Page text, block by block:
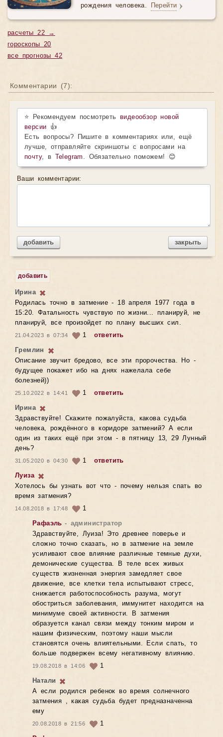
рождения человека. Перейти
расчеты 22 →
гороскопы 20
все прогнозы 42
Комментарии (7):
⭐ Рекомендуем посмотретьвидеообзор новой
версии 👍
Есть вопросы? Пишите в комментариях или, ещё
лучше, отправляйте скриншоты с вопросами на
почту, в Telegram . Обязательно поможем! 😊
Ваши комментарии:
добавить закрыть
добавить
Ирина
Родилась точно в затмение - 18 апреля 1977 года в
15:20. Фатальность чувствую по жизни... планируй, не
планируй, все произойдет по плану высших сил.
21.04.2023 в 07:34 1
ответить
Гремлин
Описание звучит бредово, все эти пророчества. Но -
будущее покажет ибо на днях нажелала себе
болезней))
25.10.2022 в 14:41 1
ответить
Ирина
Здравствуйте! Скажите пожалуйста, какова судьба
человека, рождённого в коридоре затмений? А если
один из таких ещё при этом - в пятницу 13, 29 Лунный
день?
31.05.2020 в 04:30 1
ответить
Луиза
Хотелось бы узнать вот что - почему нельзя спать во
время затмения?
14.08.2018 в 17:48
1
Рафаэль - администратор
Здравствуйте, Луиза! Это древнее поверье и
сложно точно сказать, но в затмение на земле
усиливают свое влияние различные темные духи,
демонические существа. В теле всех живых
существ жизненная энергия замедляет свое
движение, все клетки тела испытывают стресс,
снижается работоспособность разума, могут
обостриться заболевания, иммунитет находится на
минимуме своей активности. В затмения
образуется канал связи между тонким миром и
нашим физическим, поэтому наши мысли
становятся очень влиятельными. Если спать, то
больше подвержен всему негативному влиянию.
19.08.2018 в 14:06
1
Натали
А если родился ребенок во время солнечного
затмения , какая судьба будет предназначенна
ему
20.08.2018 в 21:56
1